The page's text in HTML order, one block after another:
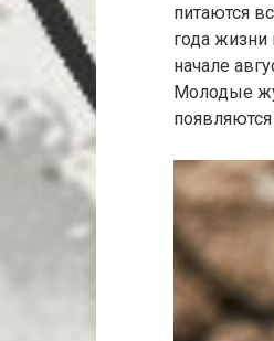
питаются
года жизни
начале
Молодые